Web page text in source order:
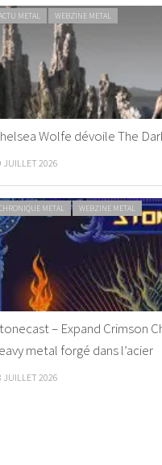
METAL WEBZINE METAL
Wolfe dévoile The
JUILLET 2026
METAL WEBZINE METAL
– Expand Crimson
metal forgé dans l’acier
JUILLET 2026